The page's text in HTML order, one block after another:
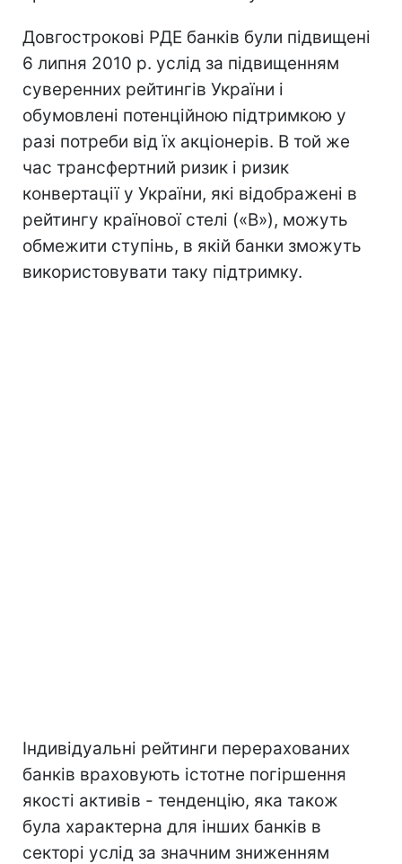
Довгострокові РДЕ банків були підвищені
6 липня 2010 р. услід за підвищенням
суверенних рейтингів України і
обумовлені потенційною підтримкою у
разі потреби від їх акціонерів. В той же
час трансфертний ризик і ризик
конвертації у України, які відображені в
рейтингу країнової стелі («B»), можуть
обмежити ступінь, в якій банки зможуть
використовувати таку підтримку.
Індивідуальні рейтинги перерахованих
банків враховують істотне погіршення
якості активів - тенденцію, яка також
була характерна для інших банків в
секторі услід за значним зниженням